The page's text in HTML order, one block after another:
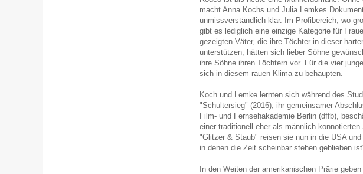
macht Anna Kochs und Julia Lemkes
unmissverständlich klar. Im Profibereich, wo
gibt es lediglich eine einzige Kategorie für
gezeigten Väter, die ihre Töchter in dieser
unterstützen, hätten sich lieber Söhne
ihre Söhne ihren Töchtern vor. Für die vier
sich in diesem rauen Klima zu behaupten.
Koch und Lemke lernten sich während des
"Schultersieg" (2016), ihr gemeinsamer
Film- und Fernsehakademie Berlin (dffb),
einer traditionell eher als männlich
"Glitzer & Staub" reisen sie nun in die USA
in denen die Zeit scheinbar stehen geblieben
In den Weiten der amerikanischen Prärie